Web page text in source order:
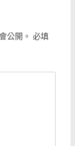
公開。 必填